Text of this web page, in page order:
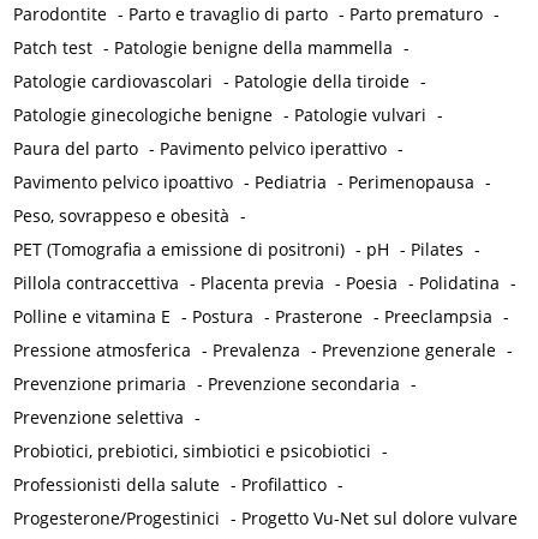
Parodontite - Parto e travaglio di parto - Parto prematuro -
Patch test - Patologie benigne della mammella -
Patologie cardiovascolari - Patologie della tiroide -
Patologie ginecologiche benigne - Patologie vulvari -
Paura del parto - Pavimento pelvico iperattivo -
Pavimento pelvico ipoattivo - Pediatria - Perimenopausa -
Peso, sovrappeso e obesità -
PET (Tomografia a emissione di positroni) - pH - Pilates -
Pillola contraccettiva - Placenta previa - Poesia - Polidatina -
Polline e vitamina E - Postura - Prasterone - Preeclampsia -
Pressione atmosferica - Prevalenza - Prevenzione generale -
Prevenzione primaria - Prevenzione secondaria -
Prevenzione selettiva -
Probiotici, prebiotici, simbiotici e psicobiotici -
Professionisti della salute - Profilattico -
Progesterone/Progestinici - Progetto Vu-Net sul dolore vulvare